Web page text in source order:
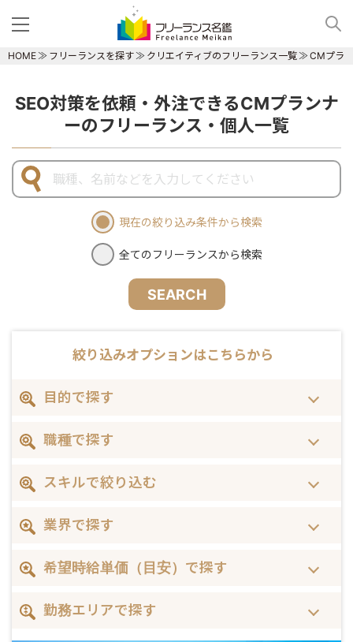
HOME フリーランスを探す クリエイティブのフリーランス一覧 CMプラ
SEO対策を依頼・外注できるCMプランナ
ーのフリーランス・個人一覧
現在の絞り込み条件から検索
全てのフリーランスから検索
SEARCH
絞り込みオプションはこちらから
目的で探す
職種で探す
スキルで絞り込む
業界で探す
希望時給単価（目安）で探す
勤務エリアで探す